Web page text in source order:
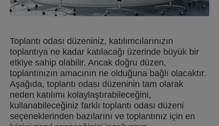
Toplantı odası düzeniniz, katılımcılarınızın
toplantıya ne kadar katılacağı üzerinde büyük bir
etkiye sahip olabilir. Ancak doğru düzen,
toplantınızın amacının ne olduğuna bağlı olacaktır.
Aşağıda, toplantı odası düzeninin tam olarak
neden katılımı kolaylaştırabileceğini,
kullanabileceğiniz farklı toplantı odası düzeni
seçeneklerinden bazılarını ve toplantınız için en